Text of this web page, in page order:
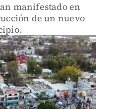
manifestado en
de un nuevo